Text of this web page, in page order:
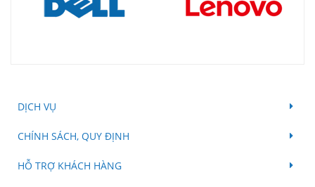
DỊCH VỤ
CHÍNH SÁCH, QUY ĐỊNH
HỖ TRỢ KHÁCH HÀNG